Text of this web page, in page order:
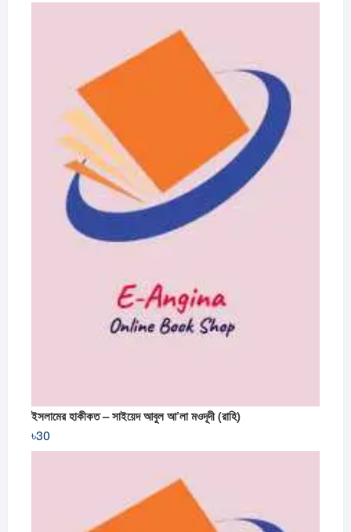
ইসলামের হাকীকত – সাইয়েদ আবুল আ’লা মওদূদী (রাহি)
৳30